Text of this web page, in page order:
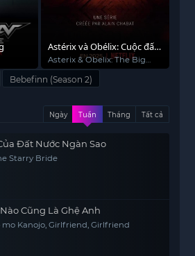
Astérix và Obélix: Cuộc đấu
của các thủ lĩnh
Asterix & Obelix: The Big
Fight
Bebefinn (Season 2)
Ngày Tuần Tháng Tất cả
Đất Nước Ngàn Sao
Starry Bride
Cũng Là Ghệ Anh
mo Kanojo, Girlfriend, Girlfriend